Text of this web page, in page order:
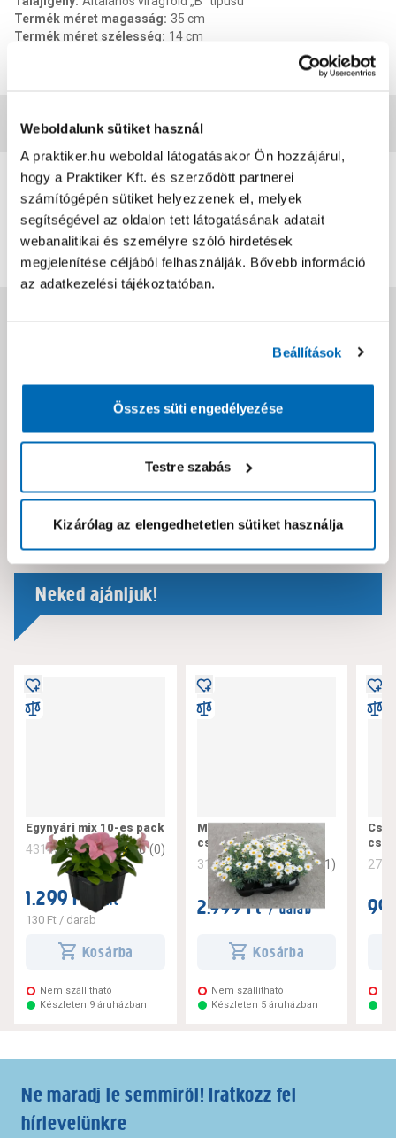
Weboldalunk sütiket használ
A praktiker.hu weboldal látogatásakor Ön hozzájárul,
hogy a Praktiker Kft. és szerződött partnerei
számítógépén sütiket helyezzenek el, melyek
segítségével az oldalon tett látogatásának adatait
webanalitikai és személyre szóló hirdetések
megjelenítése céljából felhasználják. Bővebb információ
az adatkezelési tájékoztatóban.
Beállítások
Összes süti engedélyezése
Testre szabás
Kizárólag az elengedhetetlen sütiket használja
Termék méret magasság: 35 cm
Termék méret szélesség: 14 cm
Vásárlói vélemények
0 0értékelés
Értékelés írása
Dokumentumok, felelős személy
Hibát találtál az oldalon vagy a termék leírásában?
Kérjük jelezd nekünk!
Neked ajánljuk!
Egynyári mix 10-es pack
431454 0 (0)
1.299 Ft / tlc
130 Ft / darab
Kosárba
Nem szállítható
Készleten 9 áruházban
Margaréta bokor mix
cs: 14 cm
312116 1 ( 1)
2.999 Ft / darab
Kosárba
Nem szállítható
Készleten 5 áruházban
Ne maradj le semmiről! Iratkozz fel
hírlevelünkre